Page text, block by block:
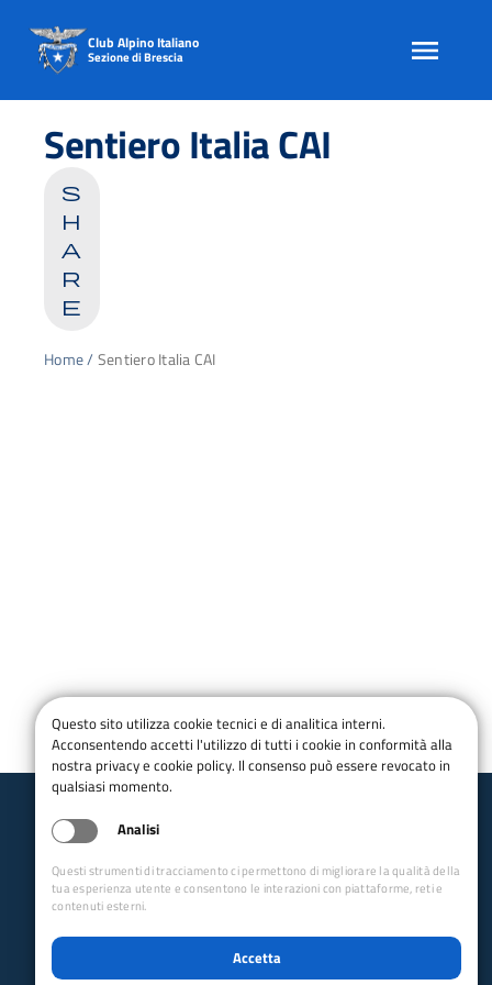
content
Club Alpino Italiano
Sezione di Brescia
Sentiero Italia CAI
s
h
a
r
e
Home/Sentiero Italia CAI
Club Alpino Italiano
email:brescia@cai.it
brescia@pec.cai.it
Questo sito utilizza cookie tecnici e di analitica interni.
Acconsentendo accetti l'utilizzo di tutti i cookie in conformità alla
nostra privacy e cookie policy. Il consenso può essere revocato in
qualsiasi momento.
Analisi
Questi strumenti di tracciamento ci permettono di migliorare la qualità della
tua esperienza utente e consentono le interazioni con piattaforme, reti e
contenuti esterni.
Accetta